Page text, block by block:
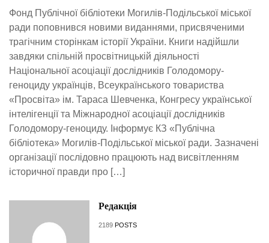
Фонд Публічної бібліотеки Могилів-Подільської міської
ради поповнився новими виданнями, присвяченими
трагічним сторінкам історії України. Книги надійшли
завдяки спільній просвітницькій діяльності
Національної асоціації дослідників Голодомору-
геноциду українців, Всеукраїнського товариства
«Просвіта» ім. Тараса Шевченка, Конгресу української
інтелігенції та Міжнародної асоціації дослідників
Голодомору-геноциду. Інформує КЗ «Публічна
бібліотека» Могилів-Подільської міської ради. Зазначені
організації послідовно працюють над висвітленням
історичної правди про […]
Редакція
2189 POSTS